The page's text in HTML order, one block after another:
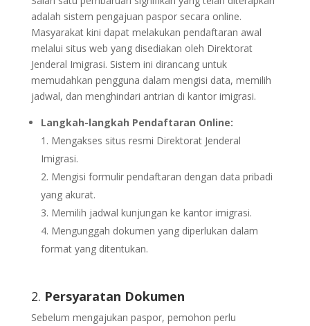
adalah sistem pengajuan paspor secara online.
Masyarakat kini dapat melakukan pendaftaran awal
melalui situs web yang disediakan oleh Direktorat
Jenderal Imigrasi. Sistem ini dirancang untuk
memudahkan pengguna dalam mengisi data, memilih
jadwal, dan menghindari antrian di kantor imigrasi.
Langkah-langkah Pendaftaran Online:
Mengakses situs resmi Direktorat Jenderal
Imigrasi.
Mengisi formulir pendaftaran dengan data pribadi
yang akurat.
Memilih jadwal kunjungan ke kantor imigrasi.
Mengunggah dokumen yang diperlukan dalam
format yang ditentukan.
2. Persyaratan Dokumen
Sebelum mengajukan paspor, pemohon perlu